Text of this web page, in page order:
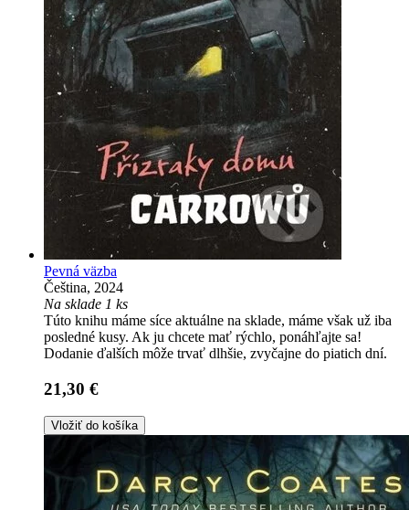
Pevná väzba
Čeština, 2024
Na sklade 1 ks
Túto knihu máme síce aktuálne na sklade, máme však už iba
posledné kusy. Ak ju chcete mať rýchlo, ponáhľajte sa!
Dodanie ďalších môže trvať dlhšie, zvyčajne do piatich dní.
21,30 €
Vložiť do košíka